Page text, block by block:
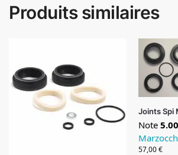
Produits similaires
Joints Spi
Note 5.00
57,00€